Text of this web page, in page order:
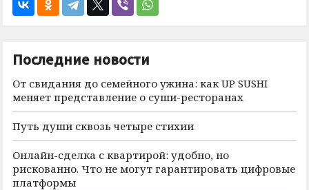
Последние новости
От свидания до семейного ужина: как UP SUSHI
меняет представление о суши-ресторанах
Путь души сквозь четыре стихии
Онлайн-сделка с квартирой: удобно, но
рискованно. Что не могут гарантировать цифровые
платформы